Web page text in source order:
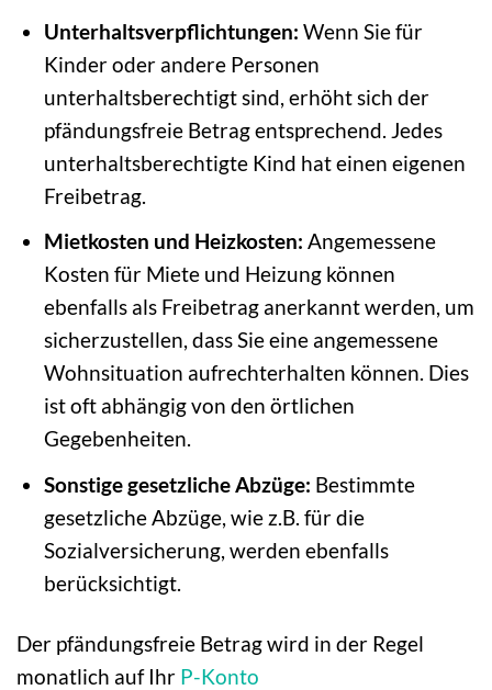
Unterhaltsverpflichtungen: Wenn Sie für
Kinder oder andere Personen
unterhaltsberechtigt sind, erhöht sich der
pfändungsfreie Betrag entsprechend. Jedes
unterhaltsberechtigte Kind hat einen eigenen
Freibetrag.
Mietkosten und Heizkosten: Angemessene
Kosten für Miete und Heizung können
ebenfalls als Freibetrag anerkannt werden, um
sicherzustellen, dass Sie eine angemessene
Wohnsituation aufrechterhalten können. Dies
ist oft abhängig von den örtlichen
Gegebenheiten.
Sonstige gesetzliche Abzüge: Bestimmte
gesetzliche Abzüge, wie z.B. für die
Sozialversicherung, werden ebenfalls
berücksichtigt.
Der pfändungsfreie Betrag wird in der Regel
monatlich auf Ihr P-Konto